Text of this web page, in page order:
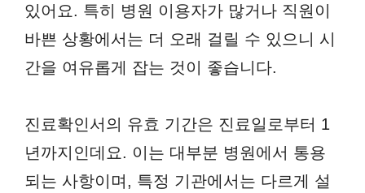
있어요. 특히 병원 이용자가 많거나 직원이
바쁜 상황에서는 더 오래 걸릴 수 있으니 시
간을 여유롭게 잡는 것이 좋습니다.
진료확인서의 유효 기간은 진료일로부터 1
년까지인데요. 이는 대부분 병원에서 통용
되는 사항이며, 특정 기관에서는 다르게 설